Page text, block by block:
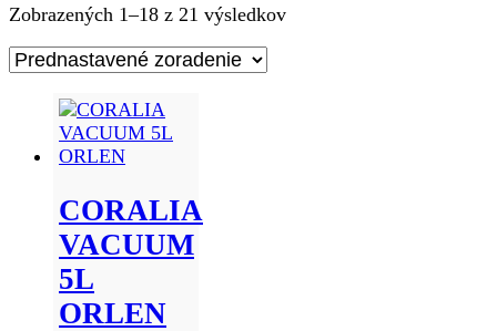
Zobrazených 1–18 z 21 výsledkov
CORALIA
VACUUM
5L
ORLEN